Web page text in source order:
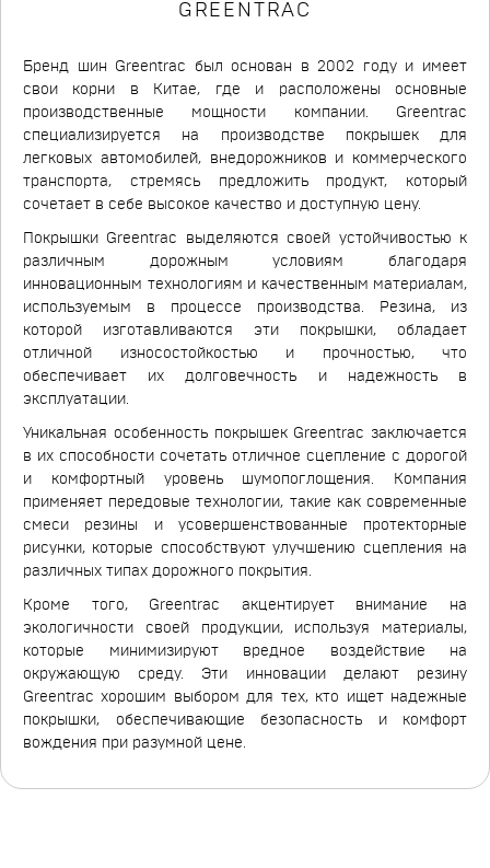
GREENTRAC
Бренд шин Greentrac был основан в 2002 году и имеет
свои корни в Китае, где и расположены основные
производственные мощности компании. Greentrac
специализируется на производстве покрышек для
легковых автомобилей, внедорожников и коммерческого
транспорта, стремясь предложить продукт, который
сочетает в себе высокое качество и доступную цену.
Покрышки Greentrac выделяются своей устойчивостью к
различным дорожным условиям благодаря
инновационным технологиям и качественным материалам,
используемым в процессе производства. Резина, из
которой изготавливаются эти покрышки, обладает
отличной износостойкостью и прочностью, что
обеспечивает их долговечность и надежность в
эксплуатации.
Уникальная особенность покрышек Greentrac заключается
в их способности сочетать отличное сцепление с дорогой
и комфортный уровень шумопоглощения. Компания
применяет передовые технологии, такие как современные
смеси резины и усовершенствованные протекторные
рисунки, которые способствуют улучшению сцепления на
различных типах дорожного покрытия.
Кроме того, Greentrac акцентирует внимание на
экологичности своей продукции, используя материалы,
которые минимизируют вредное воздействие на
окружающую среду. Эти инновации делают резину
Greentrac хорошим выбором для тех, кто ищет надежные
покрышки, обеспечивающие безопасность и комфорт
вождения при разумной цене.